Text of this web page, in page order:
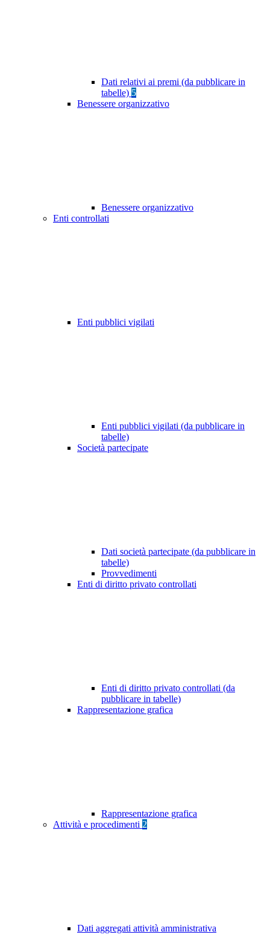
Dati relativi ai premi (da pubblicare in
tabelle) 5
Benessere organizzativo
Benessere organizzativo
Enti controllati
Enti pubblici vigilati
Enti pubblici vigilati (da pubblicare in
tabelle)
Società partecipate
Dati società partecipate (da pubblicare in
tabelle)
Provvedimenti
Enti di diritto privato controllati
Enti di diritto privato controllati (da
pubblicare in tabelle)
Rappresentazione grafica
Rappresentazione grafica
Attività e procedimenti 2
Dati aggregati attività amministrativa